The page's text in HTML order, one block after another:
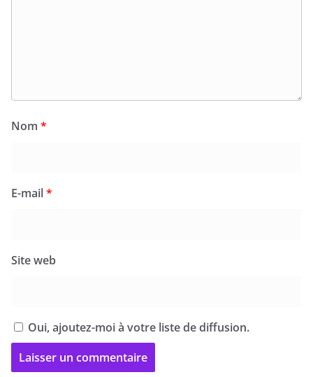
Nom *
E-mail*
Site web
Oui, ajoutez-moi à votre liste de diffusion.